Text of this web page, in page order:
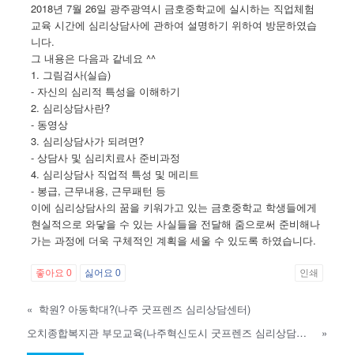
2018년 7월 26일 광주광역시 금호중학교에 실시하는 직업체험
교육 시간에 심리상담사에 관하여 설명하기 위하여 방문하였습
니다.
그 내용은 다음과 같네요 ^^
1. 그림검사(실습)
- 자신의 심리적 특성을 이해하기
2. 심리상담사란?
- 동영상
3. 심리상담사가 되려면?
- 상담사 및 심리치료사 준비과정
4. 심리상담사 직업적 특성 및 메리트
- 봉급, 근무내용, 근무패턴 등
이에 심리상담사의 꿈을 키워가고 있는 금호중학교 학생들에게
현실적으로 와닿을 수 있는 사실들을 전달해 줌으로써 준비해나
가는 과정에 더욱 구체적인 계획을 세울 수 있도록 하였습니다.
좋아요0 싫어요0 인쇄
« 학원? 아동학대?(나주 굿프렌즈 심리상담센터)
오치종합복지관 부모교육(나주혁신도시 굿프렌즈 심리상담센터)
»